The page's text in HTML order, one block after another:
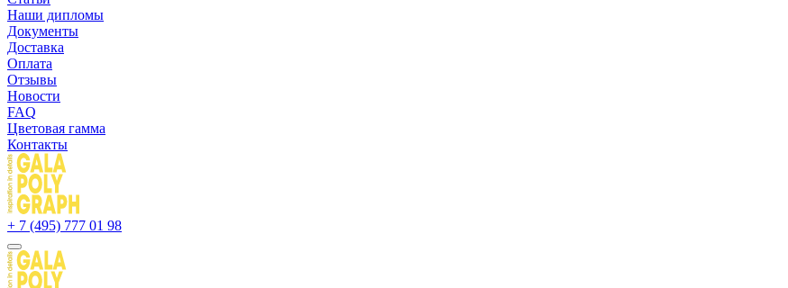
Наши дипломы
Документы
Доставка
Оплата
Отзывы
Новости
FAQ
Цветовая гамма
Контакты
+ 7 (495) 777 01 98